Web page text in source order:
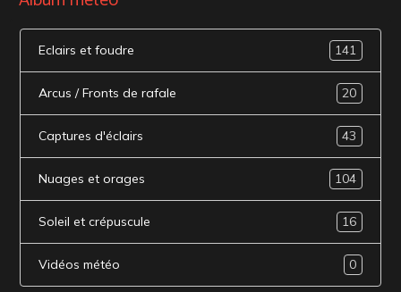
Eclairs et foudre 141
Arcus / Fronts de rafale 20
Captures d'éclairs 43
Nuages et orages 104
Soleil et crépuscule 16
Vidéos météo 0